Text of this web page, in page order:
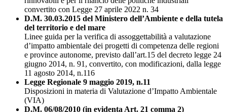
convertito con Legge 27 aprile 2022 n. 34
D.M. 30.03.2015 del Ministero dell’Ambiente e della tutela
del territorio e del mare
Linee guida per la verifica di assoggettabilità a valutazione
d’impatto ambientale dei progetti di competenza delle regioni
e province autonome, previsto dall’art.15 del decreto legge 24
giugno 2014, n. 91, convertito, con modificazioni, dalla legge
11 agosto 2014, n.116
Legge Regionale 9 maggio 2019, n.11
Disposizioni in materia di Valutazione d’Impatto Ambientale
(VIA)
D.M. 06/08/2010 (in evidenta Art. 21 comma 2)